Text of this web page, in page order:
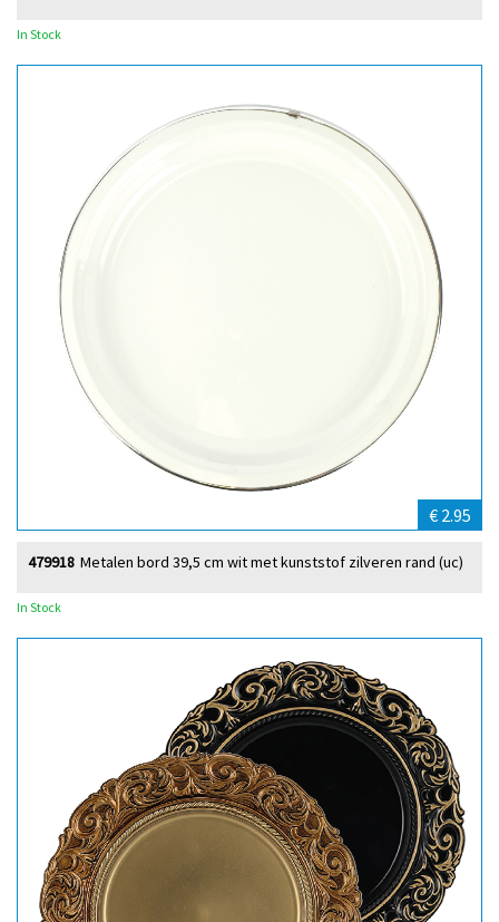
In Stock
€ 2.95
Metalen bord 39,5 cm wit met kunststof zilveren rand (uc)
479918
In Stock